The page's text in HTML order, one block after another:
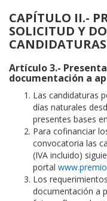
CAPÍTULO II.-
SOLICITUD Y
CANDIDATURAS
Artículo 3.-
documentación a
Las candidaturas
días naturales
presentes bases
Para cofinanciar
convocatoria las
(IVA incluido)
portal
Los
documentación a